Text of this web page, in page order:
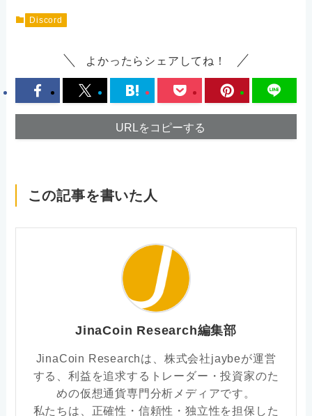
Discord
よかったらシェアしてね！
URLをコピーする
この記事を書いた人
JinaCoin Research編集部
JinaCoin Researchは、株式会社jaybeが運営
する、利益を追求するトレーダー・投資家のた
めの仮想通貨専門分析メディアです。
私たちは、正確性・信頼性・独立性を担保した